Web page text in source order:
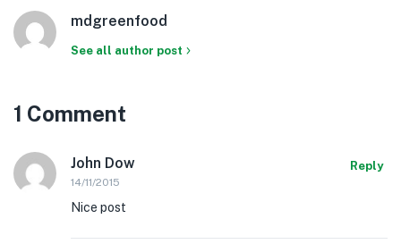
mdgreenfood
See all author post
1 Comment
John Dow
14/11/2015
Reply
Nice post